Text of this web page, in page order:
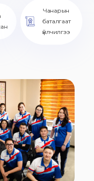
Чанарын
баталгаат
үйлчилгээ